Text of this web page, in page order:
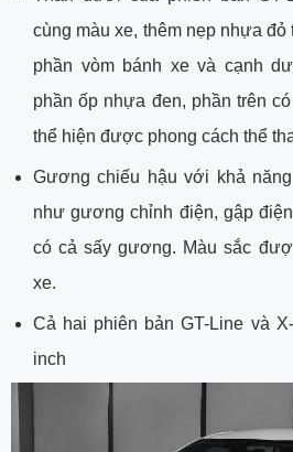
cùng màu xe, thêm nẹp nhựa
phần vòm bánh xe và cạnh
phần ốp nhựa đen, phần trên
thể hiện được phong cách thể
Gương chiếu hậu với khả
như gương chỉnh điện, gập
có cả sấy gương. Màu sắc
xe.
Cả hai phiên bản GT-Line và
inch